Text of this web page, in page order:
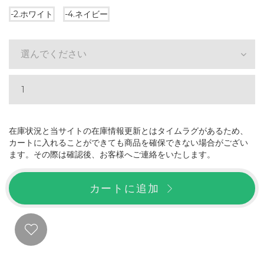
-2.ホワイト -4.ネイビー
選んでください
在庫状況と当サイトの在庫情報更新とはタイムラグがあるため、
カートに入れることができても商品を確保できない場合がござい
ます。その際は確認後、お客様へご連絡をいたします。
カートに追加